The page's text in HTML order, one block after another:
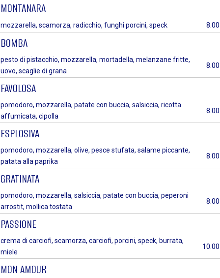
MONTANARA
mozzarella, scamorza, radicchio, funghi porcini, speck 8.00
BOMBA
pesto di pistacchio, mozzarella, mortadella, melanzane fritte,
uovo, scaglie di grana
8.00
FAVOLOSA
pomodoro, mozzarella, patate con buccia, salsiccia, ricotta
affumicata, cipolla
8.00
ESPLOSIVA
pomodoro, mozzarella, olive, pesce stufata, salame piccante,
patata alla paprika
8.00
GRATINATA
pomodoro, mozzarella, salsiccia, patate con buccia, peperoni
arrostit, mollica tostata
8.00
PASSIONE
crema di carciofi, scamorza, carciofi, porcini, speck, burrata,
miele
10.00
MON AMOUR